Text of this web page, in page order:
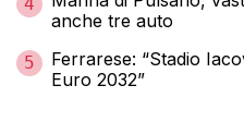
anche tre auto
5
Ferrarese: “Stadio
Euro 2032”